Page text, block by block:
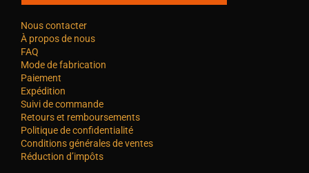
Nous contacter
À propos de nous
FAQ
Mode de fabrication
Paiement
Expédition
Suivi de commande
Retours et remboursements
Politique de confidentialité
Conditions générales de ventes
Réduction d’impôts